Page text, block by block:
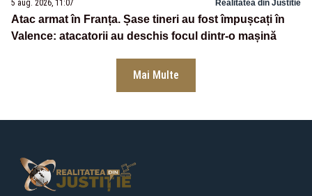
5 aug. 2026, 11:07 Realitatea din Justitie
Atac armat în Franța. Șase tineri au fost împușcați în
Valence: atacatorii au deschis focul dintr-o mașină
Mai Multe